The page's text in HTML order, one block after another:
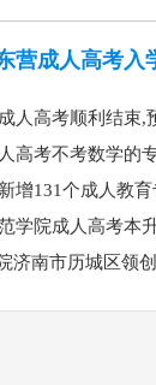
营成人高考入
人高考顺利结束,
高考不考数学的
增131个成人教育
学院成人高考本